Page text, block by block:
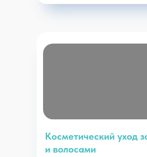
Косметический уход
и волосами